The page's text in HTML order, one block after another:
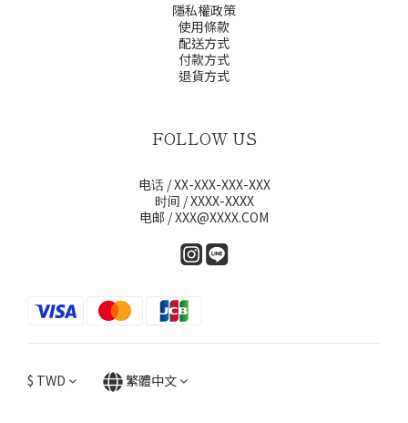
隱私權政策
使用條款
配送方式
付款方式
退貨方式
FOLLOW US
电话 / XX-XXX-XXX-XXX
时间 / XXXX-XXXX
电邮 / XXX@XXXX.COM
$ TWD 繁體中文